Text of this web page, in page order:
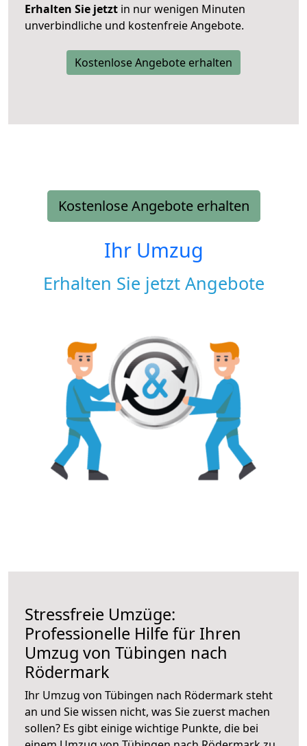
Erhalten Sie jetzt in nur wenigen Minuten
unverbindliche und kostenfreie Angebote.
Kostenlose Angebote erhalten
Kostenlose Angebote erhalten
Ihr Umzug
Erhalten Sie jetzt Angebote
Stressfreie Umzüge:
Professionelle Hilfe für Ihren
Umzug von Tübingen nach
Rödermark
Ihr Umzug von Tübingen nach Rödermark steht
an und Sie wissen nicht, was Sie zuerst machen
sollen? Es gibt einige wichtige Punkte, die bei